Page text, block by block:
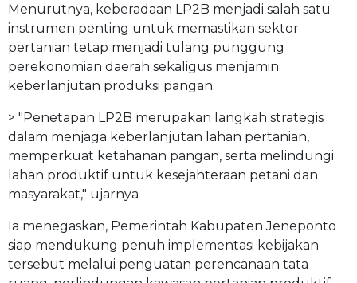
Menurutnya, keberadaan LP2B menjadi salah satu
instrumen penting untuk memastikan sektor
pertanian tetap menjadi tulang punggung
perekonomian daerah sekaligus menjamin
keberlanjutan produksi pangan.
> "Penetapan LP2B merupakan langkah strategis
dalam menjaga keberlanjutan lahan pertanian,
memperkuat ketahanan pangan, serta melindungi
lahan produktif untuk kesejahteraan petani dan
masyarakat," ujarnya
Ia menegaskan, Pemerintah Kabupaten Jeneponto
siap mendukung penuh implementasi kebijakan
tersebut melalui penguatan perencanaan tata